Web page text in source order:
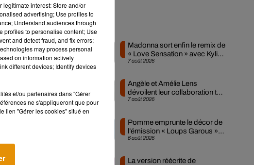
un
à Tours,
:
Musique
7 août 2026
Madonna sort enfin le remix de
« Love Sensation » avec Kylie
Minogue
7 août 2026
Angèle et Amélie Lens
dévoilent leur collaboration tant
attendue
6 août 2026
Pomme emprunte le décor de
l’émission « Loups Garous »
pour son...
La version réécrite de
interest: Store and/or
advertising; Use profiles to
Understand audiences through
profiles to personalise content; Use
and detect fraud, and fix errors;
may process personal
on information actively
different devices; Identify devices
et/ou partenaires dans "Gérer
ne s'appliqueront que pour
lien "Gérer les cookies" situé en